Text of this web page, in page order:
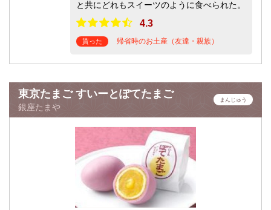
と共にどれもスイーツのように食べられた。
4.3
貰った 帰省時のお土産（友達・親族）
東京たまご すいーとぽてたまご
銀座たまや
まんじゅう